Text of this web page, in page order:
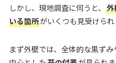
しかし、現地調査に伺うと、 外
いる箇所がいくつも見受けられ
まず外壁では、全体的な黒ず